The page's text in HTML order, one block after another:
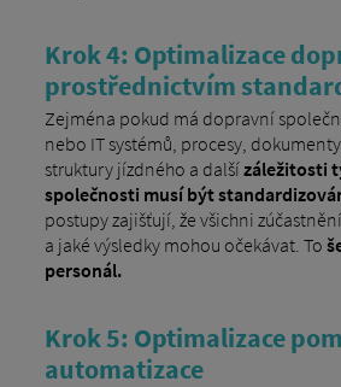
Krok 4: Optimalizace
prostřednictvím
Zejména pokud má dopravní
nebo IT systémů, procesy,
struktury jízdného a dalšízáležitosti
společnosti musí být
postupy zajišťují, že všichni
a jaké výsledky mohou očekávat. To
personál.
Krok 5: Optimalizace
automatizace